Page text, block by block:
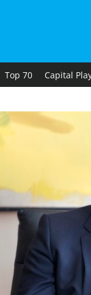
Top 70 Capital